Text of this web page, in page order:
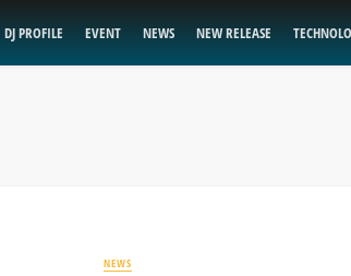
DJ PROFILE EVENT NEWS NEW RELEASE
NEWS